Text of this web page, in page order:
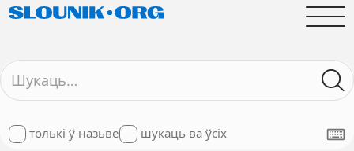
толькі ў назьве шукаць ва ўсіх